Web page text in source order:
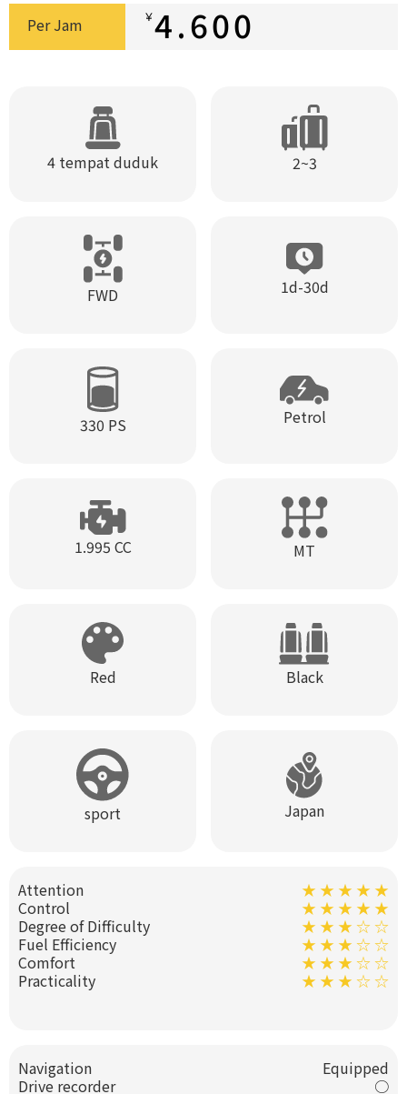
Per Jam ￥4.600
4 tempat duduk 2~3
FWD 1d-30d
330 PS Petrol
1.995 CC MT
Red Black
sport Japan
Attention
★ ★ ★ ★ ★
Control
★ ★ ★ ★ ★
Degree of Difficulty
★ ★ ★ ☆ ☆
Fuel Efficiency
★ ★ ★ ☆ ☆
Comfort
★ ★ ★ ☆ ☆
Practicality
★ ★ ★ ☆ ☆
Navigation
Equipped
Drive recorder
○